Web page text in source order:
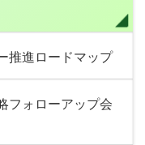
推進ロードマップ
フォローアップ会